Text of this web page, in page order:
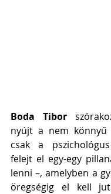
Boda Tibor
nyújt a nem könnyű
csak a
felejt el egy-egy
lenni –, amelyben a